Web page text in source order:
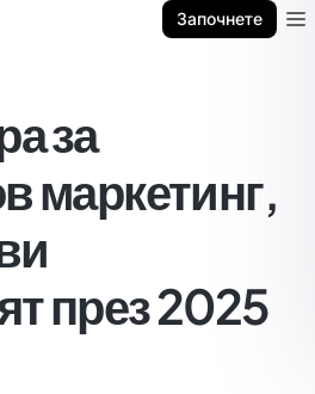
Започнете
за
маркетинг,
през 2025